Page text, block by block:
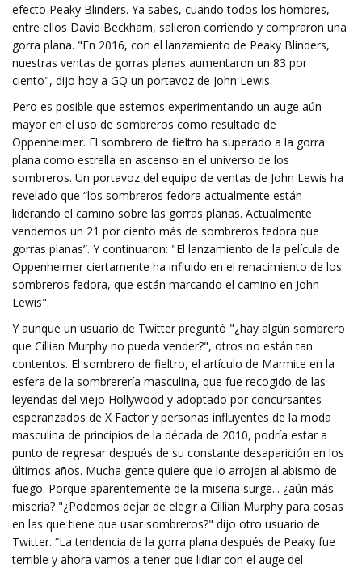
efecto Peaky Blinders. Ya sabes, cuando todos los hombres,
entre ellos David Beckham, salieron corriendo y compraron una
gorra plana. "En 2016, con el lanzamiento de Peaky Blinders,
nuestras ventas de gorras planas aumentaron un 83 por
ciento", dijo hoy a GQ un portavoz de John Lewis.
Pero es posible que estemos experimentando un auge aún
mayor en el uso de sombreros como resultado de
Oppenheimer. El sombrero de fieltro ha superado a la gorra
plana como estrella en ascenso en el universo de los
sombreros. Un portavoz del equipo de ventas de John Lewis ha
revelado que “los sombreros fedora actualmente están
liderando el camino sobre las gorras planas. Actualmente
vendemos un 21 por ciento más de sombreros fedora que
gorras planas”. Y continuaron: "El lanzamiento de la película de
Oppenheimer ciertamente ha influido en el renacimiento de los
sombreros fedora, que están marcando el camino en John
Lewis".
Y aunque un usuario de Twitter preguntó "¿hay algún sombrero
que Cillian Murphy no pueda vender?", otros no están tan
contentos. El sombrero de fieltro, el artículo de Marmite en la
esfera de la sombrerería masculina, que fue recogido de las
leyendas del viejo Hollywood y adoptado por concursantes
esperanzados de X Factor y personas influyentes de la moda
masculina de principios de la década de 2010, podría estar a
punto de regresar después de su constante desaparición en los
últimos años. Mucha gente quiere que lo arrojen al abismo de
fuego. Porque aparentemente de la miseria surge... ¿aún más
miseria? "¿Podemos dejar de elegir a Cillian Murphy para cosas
en las que tiene que usar sombreros?" dijo otro usuario de
Twitter. “La tendencia de la gorra plana después de Peaky fue
terrible y ahora vamos a tener que lidiar con el auge del